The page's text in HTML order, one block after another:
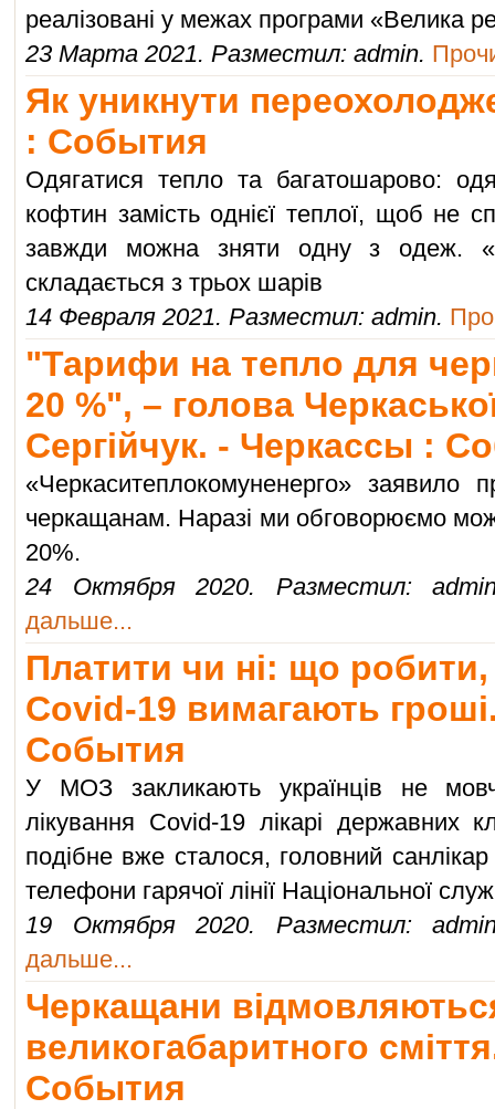
реалізовані у межах програми «Велика
23 Марта 2021. Разместил: admin.
Як уникнути
: События
Одягатися тепло та багатошарово:
кофтин замість однієї теплої, щоб не
завжди можна зняти одну з одеж.
складається з трьох шарів
14 Февраля 2021. Разместил: admin.
"Тарифи на тепло для
20 %", – голова
Сергійчук. - Черкассы :
«Черкаситеплокомуненерго» заявило
черкащанам. Наразі ми обговорюємо
20%.
24 Октября 2020. Разместил:
дальше...
Платити чи ні: що
Covid-19 вимагають
События
У МОЗ закликають українців не
лікування Covid-19 лікарі державних
подібне вже сталося, головний
телефони гарячої лінії Національної
19 Октября 2020. Разместил:
дальше...
Черкащани
великогабаритного
События